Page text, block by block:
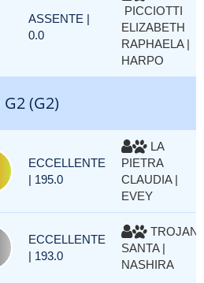
ASSENTE |
0.0
PICCIOTTI
ELIZABETH
RAPHAELA |
HARPO
G2 (G2)
ECCELLENTE
| 195.0
LA
PIETRA
CLAUDIA |
EVEY
ECCELLENTE
| 193.0
TROJANI
SANTA |
NASHIRA